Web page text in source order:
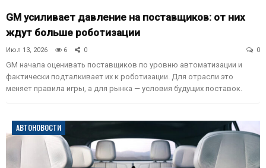
GM усиливает давление на поставщиков: от них
ждут больше роботизации
Июл 13, 2026 6 0 0
GM начала оценивать поставщиков по уровню автоматизации и
фактически подталкивает их к роботизации. Для отрасли это
меняет правила игры, а для рынка — условия будущих поставок.
АВТОНОВОСТИ